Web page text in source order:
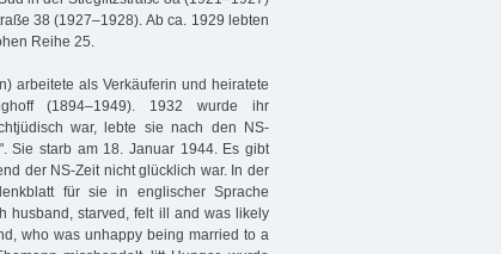
38 (1927–1928). Ab ca. 1929 lebten
Reihe 25.
arbeitete als Verkäuferin und heiratete
(1894–1949). 1932 wurde ihr
war, lebte sie nach den NS-
Sie starb am 18. Januar 1944. Es gibt
der NS-Zeit nicht glücklich war. In der
für sie in englischer Sprache
husband, starved, felt ill and was likely
who was unhappy being married to a